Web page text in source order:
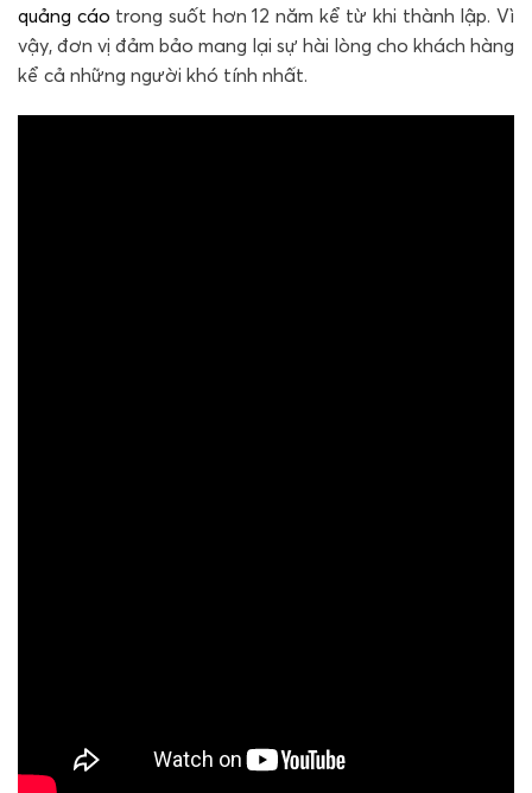
quảng cáo trong suốt hơn 12 năm kể từ khi thành lập. Vì
vậy, đơn vị đảm bảo mang lại sự hài lòng cho khách hàng
kể cả những người khó tính nhất.